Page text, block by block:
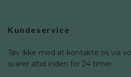
Kundeservice
Tøv ikke med at kontakte os via
svarer altid inden for 24 timer.